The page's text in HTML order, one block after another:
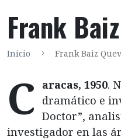
Frank
Inicio Frank Baiz
C aracas, 1950.
dramático e
Doctor”,
investigador en las